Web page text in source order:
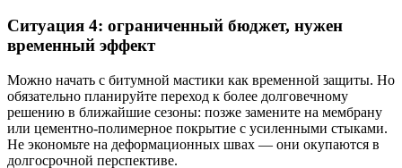
Ситуация 4: ограниченный бюджет, нужен
временный эффект
Можно начать с битумной мастики как временной защиты. Но
обязательно планируйте переход к более долговечному
решению в ближайшие сезоны: позже замените на мембрану
или цементно-полимерное покрытие с усиленными стыками.
Не экономьте на деформационных швах — они окупаются в
долгосрочной перспективе.